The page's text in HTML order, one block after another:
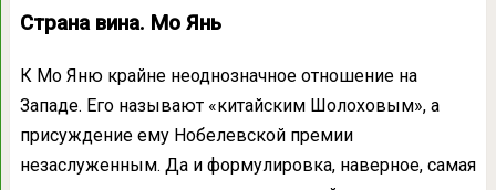
Страна вина. Мо Янь
К Мо Яню крайне неоднозначное отношение на
Западе. Его называют «китайским Шолоховым», а
присуждение ему Нобелевской премии
незаслуженным. Да и формулировка, наверное, самая